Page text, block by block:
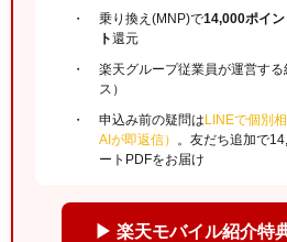
乗り換え(MNP)で14,000ポイン
ト還元
楽天グループ従業員が運営す
ス）
申込み前の疑問はLINEで個別
AIが即返信）
。友だち追加で
ートPDFをお届け
▶ 楽天モバイル紹介特